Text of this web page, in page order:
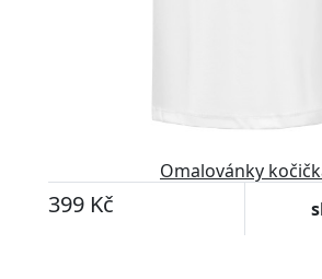
Omalovánky
399 Kč